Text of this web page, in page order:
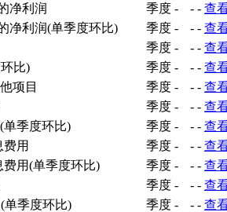
净利润
季度 - - - 查
净利润(单季度环比)
季度 - - - 查
季度 - - - 查
比)
季度 - - - 查
项目
季度 - - - 查
季度 - - - 查
单季度环比)
季度 - - - 查
用
季度 - - - 查
用(单季度环比)
季度 - - - 查
季度 - - - 查
单季度环比)
季度 - - - 查